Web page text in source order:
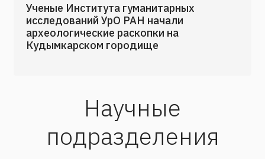
Ученые Института гуманитарных
исследований УрО РАН начали
археологические раскопки на
Кудымкарском городище
Научные
подразделения